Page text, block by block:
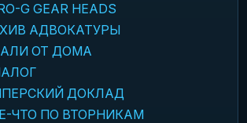
G GEAR HEADS
АДВОКАТУРЫ
ОТ ДОМА
ДОКЛАД
ЧТО ПО ВТОРНИКАМ